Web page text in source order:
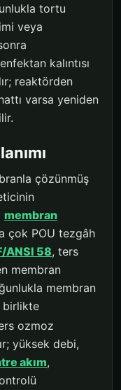
tortu
veya
kalıntısı
reaktörden
varsa yeniden
çözünmüş
membran
çok POU tezgâh
ANSI 58, ters
membran
membran
birlikte
ozmoz
yüksek debi,
akım,